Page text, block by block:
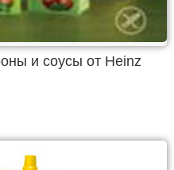
и соусы от Heinz